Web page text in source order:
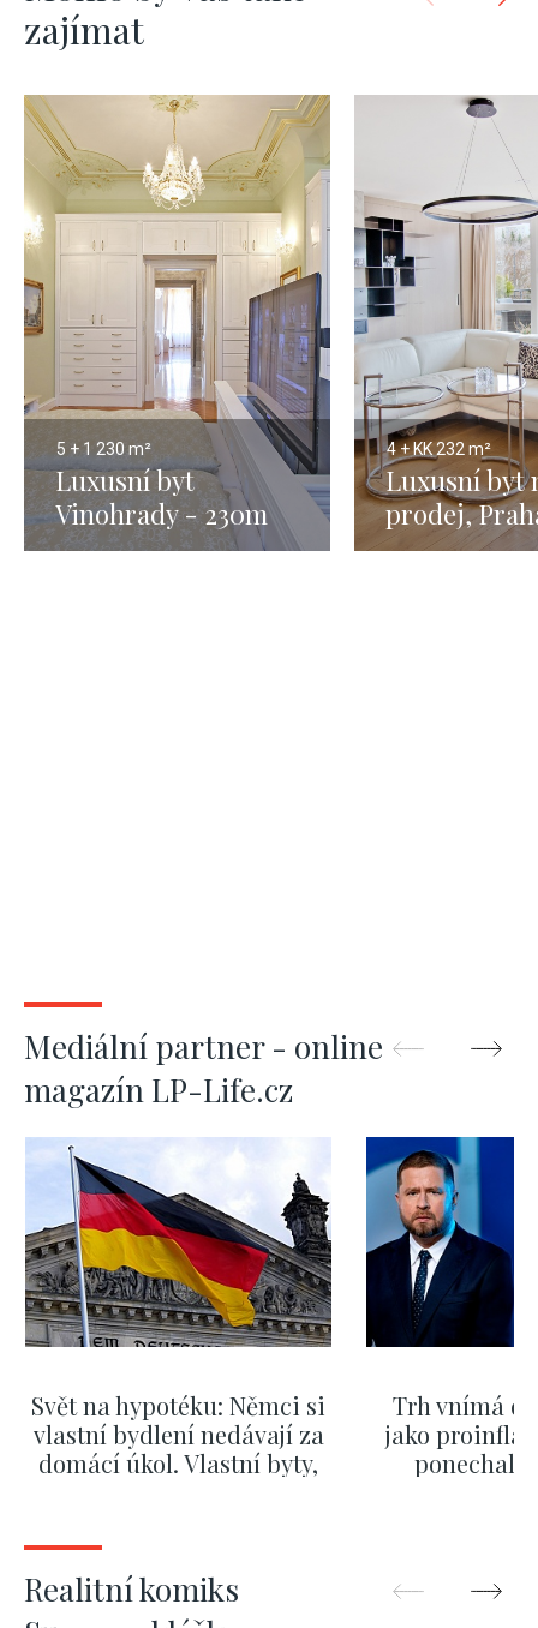
zajímat
5 + 1 230 m²
Luxusní byt
Vinohrady - 230m
4 + KK 232 m²
Luxusní byt
prodej,
232m
Mediální partner - online
magazín LP-Life.cz
Svět na hypotéku: Němci si
vlastní bydlení nedávají za
domácí úkol. Vlastní byty,
Trh vnímá
jako
ponechali
Realitní komiks